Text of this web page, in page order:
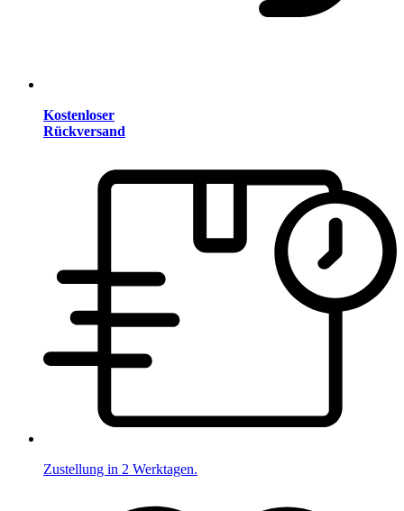
Kostenloser
Rückversand
Zustellung in 2 Werktagen.